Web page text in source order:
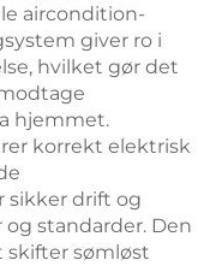
aircondition-
giver ro i
hvilket gør det
hjemmet.
korrekt elektrisk
sikker drift og
standarder. Den
skifter sømløst